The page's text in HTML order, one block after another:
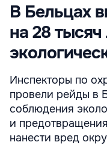
В Бельцах
на 28 тысяч
Инспекторы по
провели рейды в
соблюдения
и
нанести вред